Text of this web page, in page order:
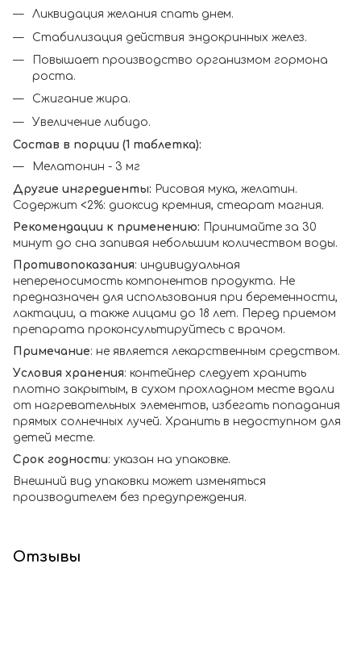
Ликвидация желания спать днем.
Стабилизация действия эндокринных желез.
Повышает производство организмом гормона
роста.
Сжигание жира.
Увеличение либидо.
Состав в порции (1 таблетка):
Мелатонин - 3 мг
Другие ингредиенты: Рисовая мука, желатин.
Содержит <2%: диоксид кремния, стеарат магния.
Рекомендации к применению: Принимайте за 30
минут до сна запивая небольшим количеством воды.
Противопоказания: индивидуальная
непереносимость компонентов продукта. Не
предназначен для использования при беременности,
лактации, а также лицами до 18 лет. Перед приемом
препарата проконсультируйтесь с врачом.
Примечание: не является лекарственным средством.
Условия хранения: контейнер следует хранить
плотно закрытым, в сухом прохладном месте вдали
от нагревательных элементов, избегать попадания
прямых солнечных лучей. Хранить в недоступном для
детей месте.
Срок годности: указан на упаковке.
Внешний вид упаковки может изменяться
производителем без предупреждения.
Отзывы